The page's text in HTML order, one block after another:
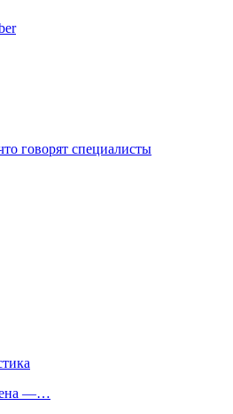
говорят специалисты
―…